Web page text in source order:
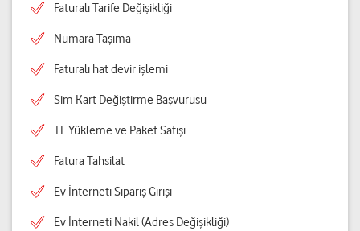
Faturalı Tarife Değişikliği
Numara Taşıma
Faturalı hat devir işlemi
Sim Kart Değiştirme Başvurusu
TL Yükleme ve Paket Satışı
Fatura Tahsilat
Ev İnterneti Sipariş Girişi
Ev İnterneti Nakil (Adres Değişikliği)